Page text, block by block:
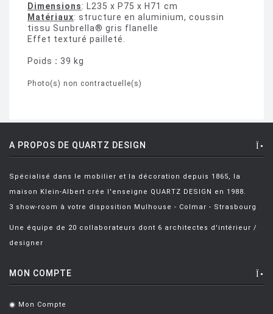
Dimensions: L235 x P75 x H71 cm
Matériaux: structure en aluminium, coussin
tissu Sunbrella® gris flanelle
Effet texturé pailleté.
Poids : 39 kg
Photo(s) non contractuelle(s)
A PROPOS DE QUARTZ DESIGN
Spécialisé dans le mobilier et la décoration depuis 1865, la
maison Klein-Albert crée l'enseigne QUARTZ DESIGN en 1988.
3 show-room à votre disposition Mulhouse - Colmar - Strasbourg
Une équipe de 20 collaborateurs dont 6 architectes d'intérieur /
designer
MON COMPTE
. Mon Compte